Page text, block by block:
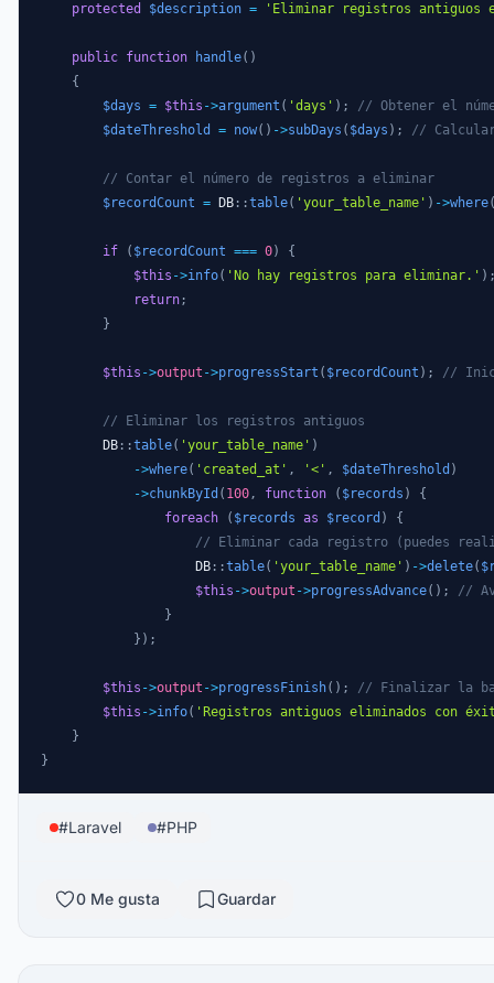
protected
$description = 'Eliminar registros antiguos
public function handle( )
{
$days = $this ->argument ( 'days' ) ;
// Obtener el
$dateThreshold
= now( ) ->subDays ( $days ) ; //
// Contar el número de registros a eliminar
$recordCount = DB ::table( 'your_table_name' ) ->where
if ( $recordCount === 0)
{
$this ->info( 'No hay registros para eliminar.' )
return;
}
$this ->output ->progressStart ( $recordCount ) ; //
// Eliminar los registros antiguos
DB ::table( 'your_table_name' )
->where( 'created_at' , '<' , $dateThreshold )
->chunkById ( 100, function ( $records )
{
foreach
( $records as $record )
{
// Eliminar cada registro (puedes
DB ::table( 'your_table_name' ) ->delete(
$this ->output ->progressAdvance( ) ;
//
}
} ) ;
$this ->output ->progressFinish( ) ;
// Finalizar la
$this ->info( 'Registros antiguos eliminados con
}
}
#Laravel #PHP
0 Me gusta Guardar